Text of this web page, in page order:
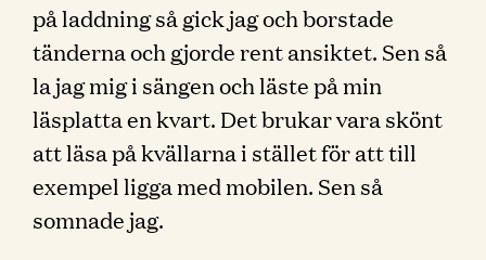
på laddning så gick jag och borstade
tänderna och gjorde rent ansiktet. Sen så
la jag mig i sängen och läste på min
läsplatta en kvart. Det brukar vara skönt
att läsa på kvällarna i stället för att till
exempel ligga med mobilen. Sen så
somnade jag.